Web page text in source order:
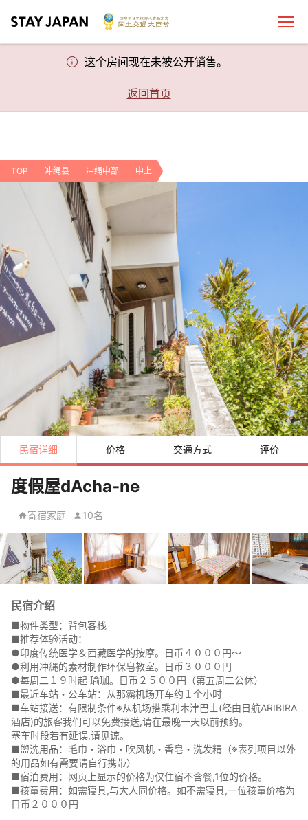
这个房间现在未被公开销售。
返回首页
TOP 冲绳县 冲绳中部 中上
民宿详细 价格 交通方式 评价
度假屋dAcha-ne
寄宿家庭 10名
民宿介绍
■物件类型：背包客栈
■推荐体验活动：
●印度传统医学＆西藏医学的按摩。日币４０００円～
●利用冲縄的素材制作环保皂教室。日币３０００円
●每周二１９时起 瑜珈。日币２５００円（第五周二公休）
■最近车站・公车站：从那霸机场开车约１个小时
■车站接送：有限制条件※从机场搭乘利木津巴士(经由日航ARIBIRA
酒店)的旅客我们可以免费接送,请在最晚一天以前预约。
塞车时段若有延误,请见谅。
■盥洗用品：毛巾・浴巾・吹风机・香皂・洗发精（※表列项目以外
的用品如有需要请自行携带）
■宿泊费用：网页上显示的价格为仅住宿不含餐,1位的价格。
■孩童费用：如需寝具,与大人同价格。如不需寝具,一位孩童价格为
日币２０００円